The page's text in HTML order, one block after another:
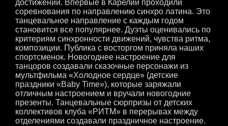
достижений. Впервые в Карелии проходили
соревнования по направлению синхро латина. Это
танцевальное направление с каждым годом
становится все популярнее. Дуэты оценивались по
критериям синхронности движений, чувства ритма,
композиции. Публика с восторгом приняла наших
спортсменок. Новогоднее настроение для
танцоров создавали сказочные персонажи из
мультфильма «Холодное сердце» (детские
праздники «Baby Time»), которые заряжали
отличным настроением и вручали новогодние
презенты. Танцевальные сюрпризы от детских
коллективов клуба «РИТМ» в перерывах между
отделениями создавали праздничное настроение.